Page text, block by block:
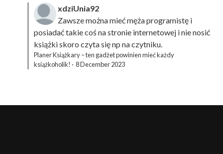
xdziUnia92
Zawsze można mieć męża programistę i
posiadać takie coś na stronie internetowej i nie nosić
książki skoro czyta się np na czytniku.
Planer Książkary – ten gadżet powinien mieć każdy
książkoholik! · 8 December 2023